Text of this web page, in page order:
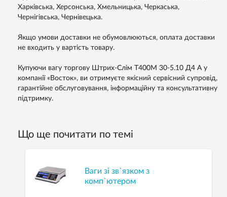
Харківська, Херсонська, Хмельницька, Черкаська,
Чернігівська, Чернівецька.
Якщо умови доставки не обумовлюються, оплата доставки
не входить у вартість товару.
Купуючи вагу торгову Штрих-Слім Т400М 30-5.10 Д4 А у
компанії «Восток», ви отримуєте якісний сервісний супровід,
гарантійне обслуговування, інформаційну та консультативну
підтримку.
Що ще почитати по темі
Ваги зі зв`язком з
комп`ютером